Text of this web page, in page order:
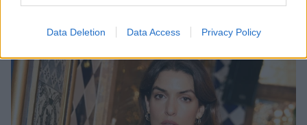
Data Deletion Data Access Privacy Policy